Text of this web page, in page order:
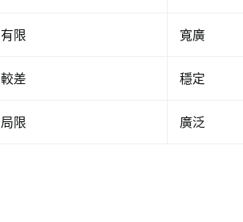
有限 寬廣
較差 穩定
局限 廣泛